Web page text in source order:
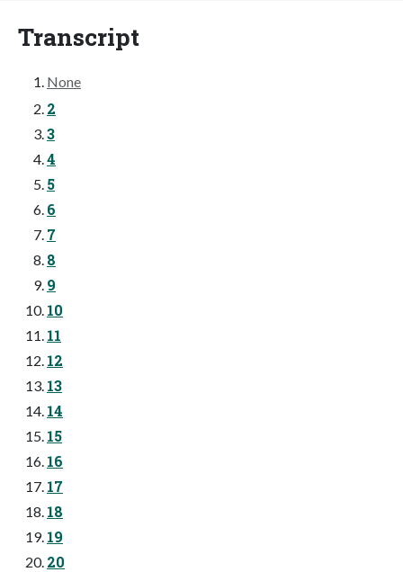
Transcript
None
2
3
4
5
6
7
8
9
10
11
12
13
14
15
16
17
18
19
20